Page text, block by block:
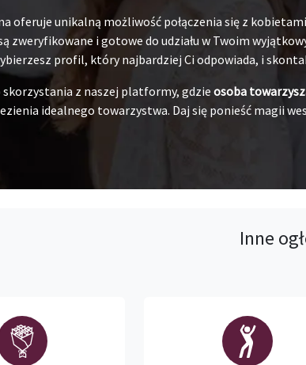
oferuje unikalną możliwość połączenia się z
zweryfikowane i gotowe do udziału w Twoim
profil, który najbardziej Ci odpowiada, i
skorzystania z naszej platformy, gdzie osoba
idealnego towarzystwa. Daj się ponieść magii
Inne